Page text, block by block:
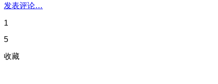
发表评论…
1
5
收藏